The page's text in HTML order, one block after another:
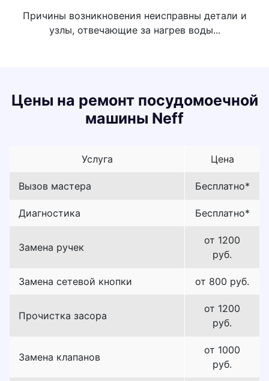
Причины возникновения неисправны детали и
узлы, отвечающие за нагрев воды...
Цены на ремонт посудомоечной
машины Neff
Услуга Цена
Вызов мастера Бесплатно*
Диагностика Бесплатно*
Замена ручек
от 1200
руб.
Замена сетевой кнопки от 800 руб.
Прочистка засора
от 1200
руб.
Замена клапанов
от 1000
руб.